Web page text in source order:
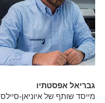
גבריאל אפסטתיו
מייסד שותף של איוניאן-סיילס